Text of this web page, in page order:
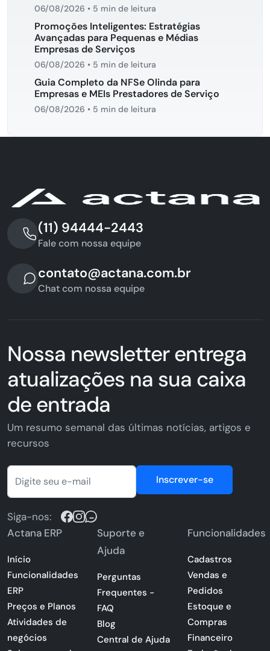
06/08/2026 • 5 min de leitura
Promoções Inteligentes: Estratégias
Avançadas para Pequenas e Médias
Empresas de Serviços
06/08/2026 • 5 min de leitura
Guia Completo da NFSe Olinda para
Empresas e MEIs Prestadores de Serviço
06/08/2026 • 5 min de leitura
(11) 94444-2443
Fale com nossa equipe
contato@actana.com.br
Chat com nossa equipe
Nossa newsletter entrega
atualizações na sua caixa
de entrada
Um resumo semanal das últimas notícias, artigos e
recursos
Inscrever-se
Siga-nos:
Actana ERP
Início
Funcionalidades
ERP
Preços e Planos
Atividades de
negócios
Suporte e
Ajuda
Perguntas
Frequentes -
FAQ
Blog
Central de Ajuda
Funcionalidades
Cadastros
Vendas e
Pedidos
Estoque e
Compras
Financeiro